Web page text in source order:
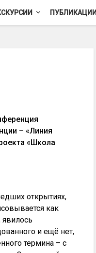
ПУБЛИКАЦИИ
– «Линия
«Школа
открытиях,
как
и ещё нет,
термина – с